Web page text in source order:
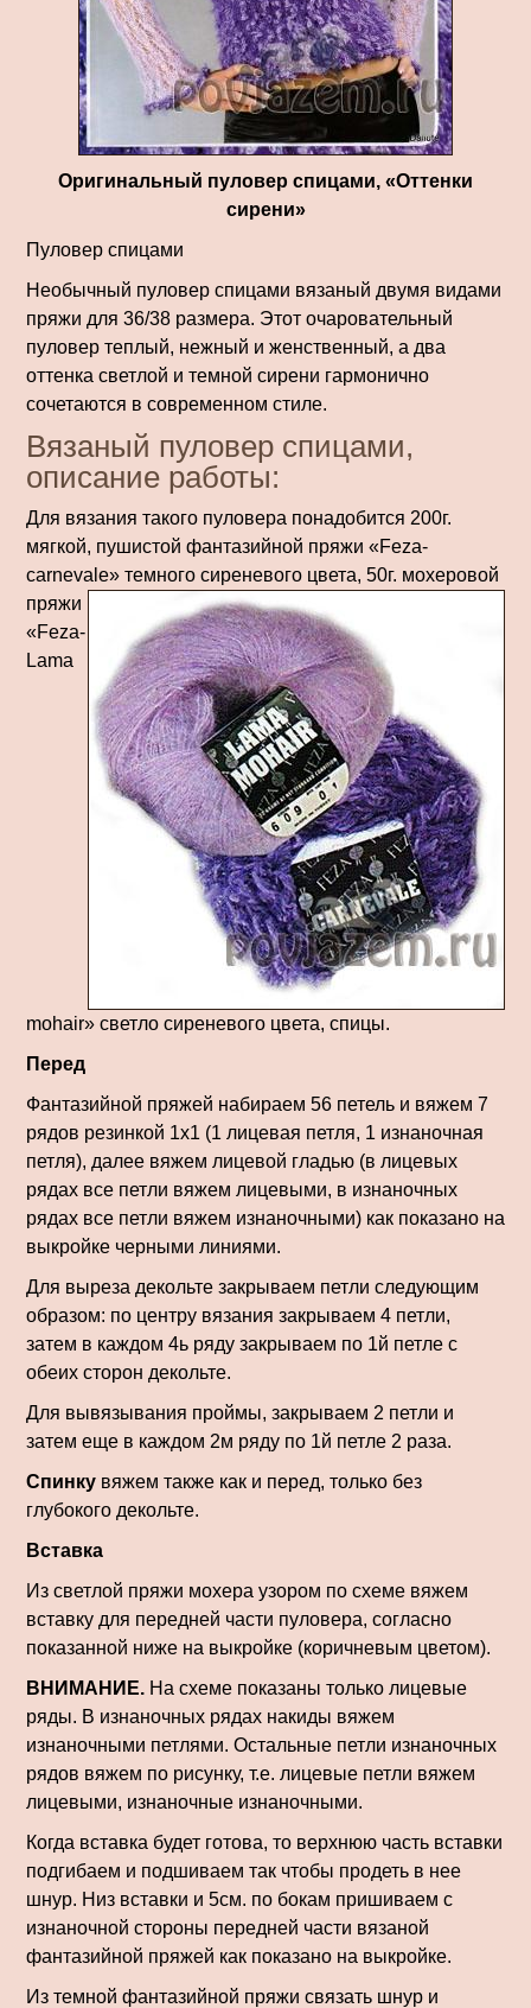
Оригинальный пуловер спицами, «Оттенки
сирени»
Пуловер спицами
Необычный пуловер спицами вязаный двумя видами
пряжи для 36/38 размера. Этот очаровательный
пуловер теплый, нежный и женственный, а два
оттенка светлой и темной сирени гармонично
сочетаются в современном стиле.
Вязаный пуловер спицами,
описание работы:
Для вязания такого пуловера понадобится 200г.
мягкой, пушистой фантазийной пряжи «Feza-
carnevale» темного сиреневого цвета, 50г. мохеровой
пряжи
«Feza-
Lama
mohair» светло сиреневого цвета, спицы.
Перед
Фантазийной пряжей набираем 56 петель и вяжем 7
рядов резинкой 1х1 (1 лицевая петля, 1 изнаночная
петля), далее вяжем лицевой гладью (в лицевых
рядах все петли вяжем лицевыми, в изнаночных
рядах все петли вяжем изнаночными) как показано на
выкройке черными линиями.
Для выреза декольте закрываем петли следующим
образом: по центру вязания закрываем 4 петли,
затем в каждом 4ь ряду закрываем по 1й петле с
обеих сторон декольте.
Для вывязывания проймы, закрываем 2 петли и
затем еще в каждом 2м ряду по 1й петле 2 раза.
Спинку вяжем также как и перед, только без
глубокого декольте.
Вставка
Из светлой пряжи мохера узором по схеме вяжем
вставку для передней части пуловера, согласно
показанной ниже на выкройке (коричневым цветом).
ВНИМАНИЕ. На схеме показаны только лицевые
ряды. В изнаночных рядах накиды вяжем
изнаночными петлями. Остальные петли изнаночных
рядов вяжем по рисунку, т.е. лицевые петли вяжем
лицевыми, изнаночные изнаночными.
Когда вставка будет готова, то верхнюю часть вставки
подгибаем и подшиваем так чтобы продеть в нее
шнур. Низ вставки и 5см. по бокам пришиваем с
изнаночной стороны передней части вязаной
фантазийной пряжей как показано на выкройке.
Из темной фантазийной пряжи связать шнур и